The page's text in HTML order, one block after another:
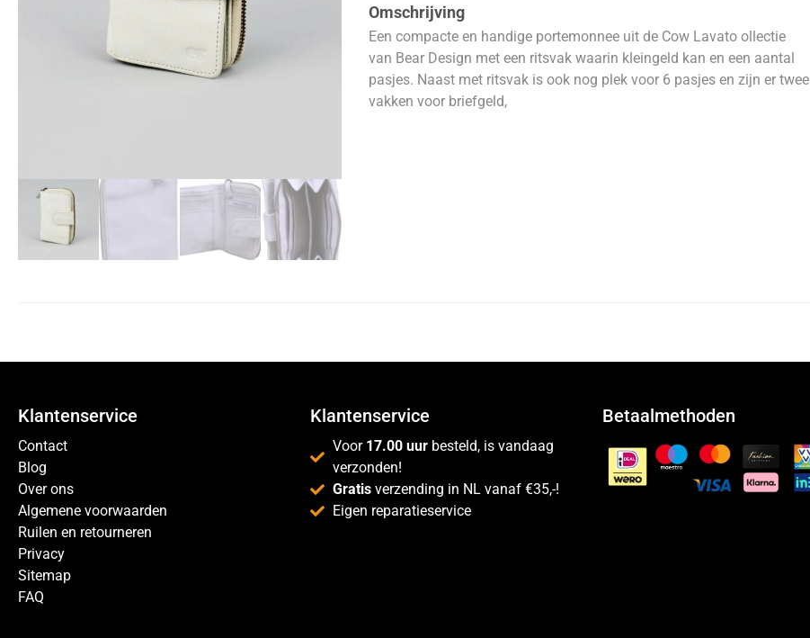
Omschrijving
Een compacte en handige portemonnee uit de Cow Lavato ollectie
van Bear Design met een ritsvak waarin kleingeld kan en een aantal
pasjes. Naast met ritsvak is ook nog plek voor 6 pasjes en zijn er twee
vakken voor briefgeld,
Klantenservice
Contact
Blog
Over ons
Algemene voorwaarden
Ruilen en retourneren
Privacy
Sitemap
FAQ
Klantenservice
Voor 17.00 uur besteld, is vandaag
verzonden!
Gratis verzending in NL vanaf €35,-!
Eigen reparatieservice
Betaalmethoden